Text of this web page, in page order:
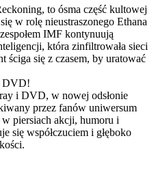
to ósma część kultowej
w rolę nieustraszonego Ethana
IMF kontynuują
która zinfiltrowała sieci
ściga się z czasem, by uratować
DVD!
i DVD, w nowej odsłonie
przez fanów uniwersum
piersiach akcji, humoru i
się współczuciem i głęboko